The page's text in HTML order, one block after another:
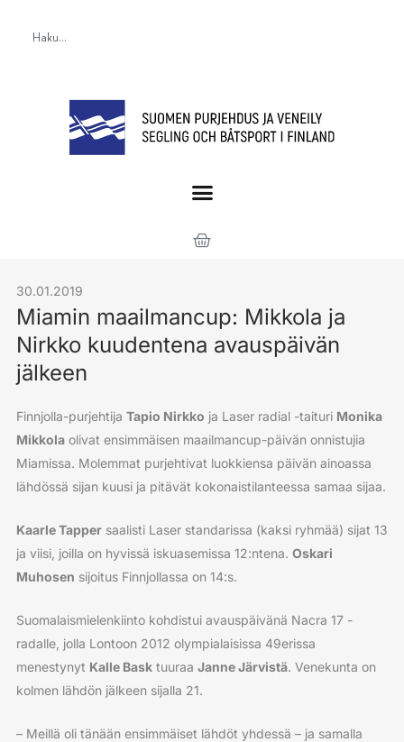
30.01.2019
Miamin maailmancup: Mikkola ja
Nirkko kuudentena avauspäivän
jälkeen
Finnjolla-purjehtija Tapio Nirkko ja Laser radial -taituri Monika
Mikkolaolivat ensimmäisen maailmancup-päivän onnistujia
Miamissa. Molemmat purjehtivat luokkiensa päivän ainoassa
lähdössä sijan kuusi ja pitävät kokonaistilanteessa samaa sijaa.
Kaarle Tappersaalisti Laser standarissa (kaksi ryhmää) sijat 13
ja viisi, joilla on hyvissä iskuasemissa 12:ntena. Oskari
Muhosen sijoitus Finnjollassa on 14:s.
Suomalaismielenkiinto kohdistui avauspäivänä Nacra 17 -
radalle, jolla Lontoon 2012 olympialaisissa 49erissa
menestynyt Kalle Basktuuraa Janne Järvistä. Venekunta on
kolmen lähdön jälkeen sijalla 21.
– Meillä oli tänään ensimmäiset lähdöt yhdessä – ja samalla